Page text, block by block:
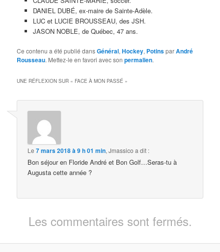
DANIEL DUBÉ, ex-maire de Sainte-Adèle.
LUC et LUCIE BROUSSEAU, des JSH.
JASON NOBLE, de Québec, 47 ans.
Ce contenu a été publié dansGénéral,Hockey, PotinsparAndré
Rousseau. Mettez-le en favori avec sonpermalien.
UNE RÉFLEXION SUR « FACE À MON PASSÉ »
Le7 mars 2018 à 9 h 01 min,Jmassico a dit :
Bon séjour en Floride André et Bon Golf…Seras-tu à
Augusta cette année ?
Les commentaires sont fermés.